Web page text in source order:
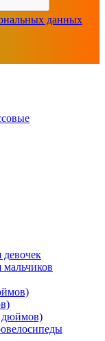
данных
девочек
мальчиков
дюймов)